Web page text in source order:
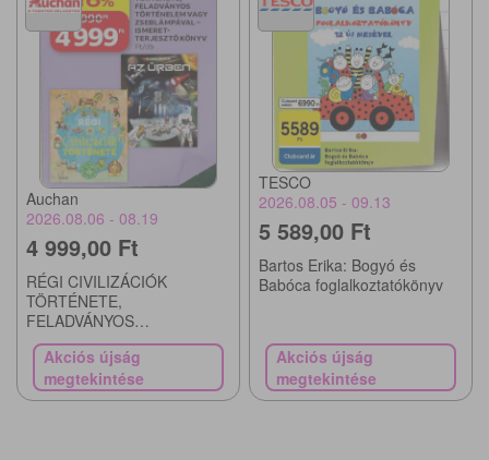
Auchan
2026.08.06 - 08.19
4 999,00 Ft
RÉGI CIVILIZÁCIÓK
TÖRTÉNETE,
FELADVÁNYOS
TÖRTÉNELEM VAGY
ZSEBLÁMPÁVAL –
ISMERETTERJESZTŐ
KÖNYV
Akciós újság
megtekintése
TESCO
2026.08.05 - 09.13
5 589,00 Ft
Bartos Erika: Bogyó és
Babóca foglalkoztatókönyv
Akciós újság
megtekintése